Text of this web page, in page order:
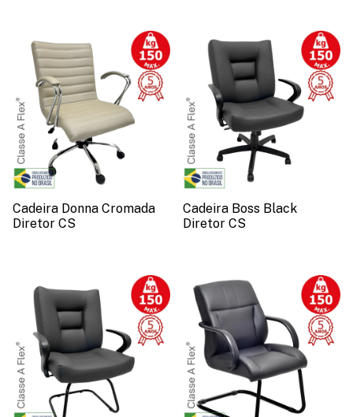
Cadeira Donna Cromada
Diretor CS
Cadeira Boss Black
Diretor CS